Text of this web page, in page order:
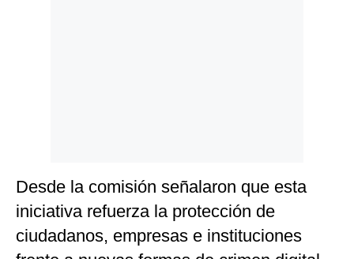
Desde la comisión señalaron que esta
iniciativa refuerza la protección de
ciudadanos, empresas e instituciones